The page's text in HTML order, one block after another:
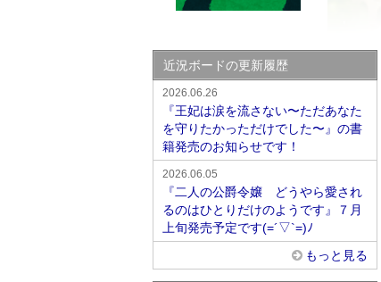
近況ボードの更新履歴
2026.06.26
『王妃は涙を流さない〜ただあなた
を守りたかっただけでした〜』の書
籍発売のお知らせです！
2026.06.05
『二人の公爵令嬢 どうやら愛され
るのはひとりだけのようです』７月
上旬発売予定です(=´▽`=)ﾉ
もっと見る